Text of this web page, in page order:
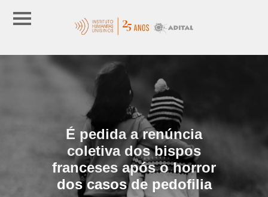
É pedida a renúncia
coletiva dos bispos
franceses após o horror
dos casos de pedofilia